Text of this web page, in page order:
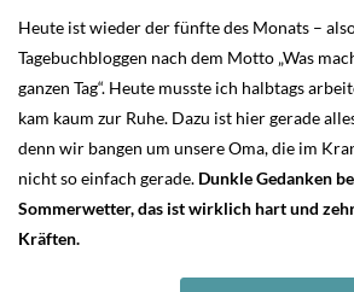
Heute ist wieder der fünfte des Monats –
Tagebuchbloggen nach dem Motto „Was
ganzen Tag“. Heute musste ich halbtags
kam kaum zur Ruhe. Dazu ist hier gerade
denn wir bangen um unsere Oma, die im
nicht so einfach gerade. Dunkle Gedanken
Sommerwetter, das ist wirklich hart und
Kräften.